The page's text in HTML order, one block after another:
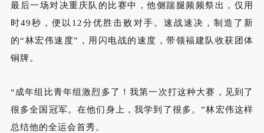
最后一场对决重庆队的比赛中，他侧踹腿频频祭出，仅用
时49秒，便以 12分优胜击败对手。速战速决，制造了新
的“林宏伟速度”，用闪电战的速度，带领福建队收获 团体
铜牌。
“成年组比青年组激烈多了！我第一次打这种大赛，见到了
很多全国冠军。在他们身上，我学到了很多。”林宏伟这样
总结他的全运会首秀。